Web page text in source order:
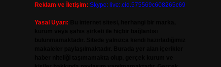
Reklam ve İletişim: Skype: live:.cid.575569c608265c69
Yasal Uyarı: